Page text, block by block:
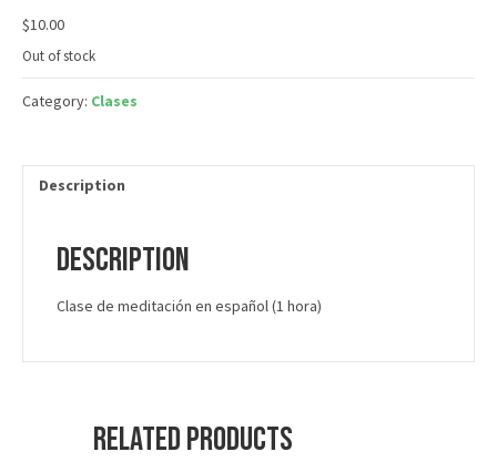
$10.00
Out of stock
Category: Clases
Description
Description
Clase de meditación en español (1 hora)
Related products